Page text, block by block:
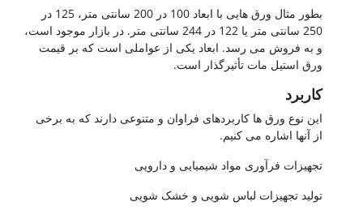
بطور مثال ورق هایی با ابعاد 100 در 200 سانتی متر، 125 در
250 سانتی متر یا 122 در 244 سانتی متر. در بازار موجود است،
و به فروش می رسد. ابعاد یکی از عواملی است که بر قیمت
ورق استیل مات تأثیرگذار است.
کاربرد
این نوع ورق ها کاربردهای فراوان و متنوعی دارند که به برخی
از آنها اشاره می کنیم.
تجهیزات فرآوری مواد شیمیایی و دارویی
تولید تجهیزات لباس شویی و خشک شویی